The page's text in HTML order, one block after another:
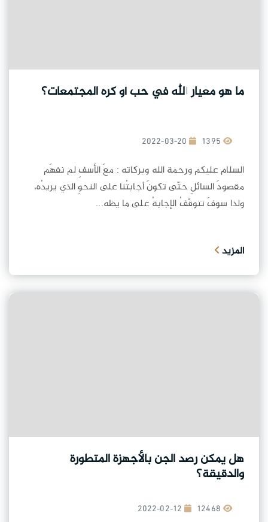
ما هو معيار الله في حب أو كره المجتمعات؟
2022-03-20
السلام عليكم ورحمة الله وبركاته : معَ الأسفِ لم نفهَم
مقصودَ السائلِ حتّى تكونَ أجابتُنا على النحوِ الذي يريدُه،
ولذا سوفَ تتوقّفُ الإجابةُ على ما يظه...
المزيد
هل يمكن رصد الجن بالأجهزة المتطورة
والدقيقة؟
2022-02-12